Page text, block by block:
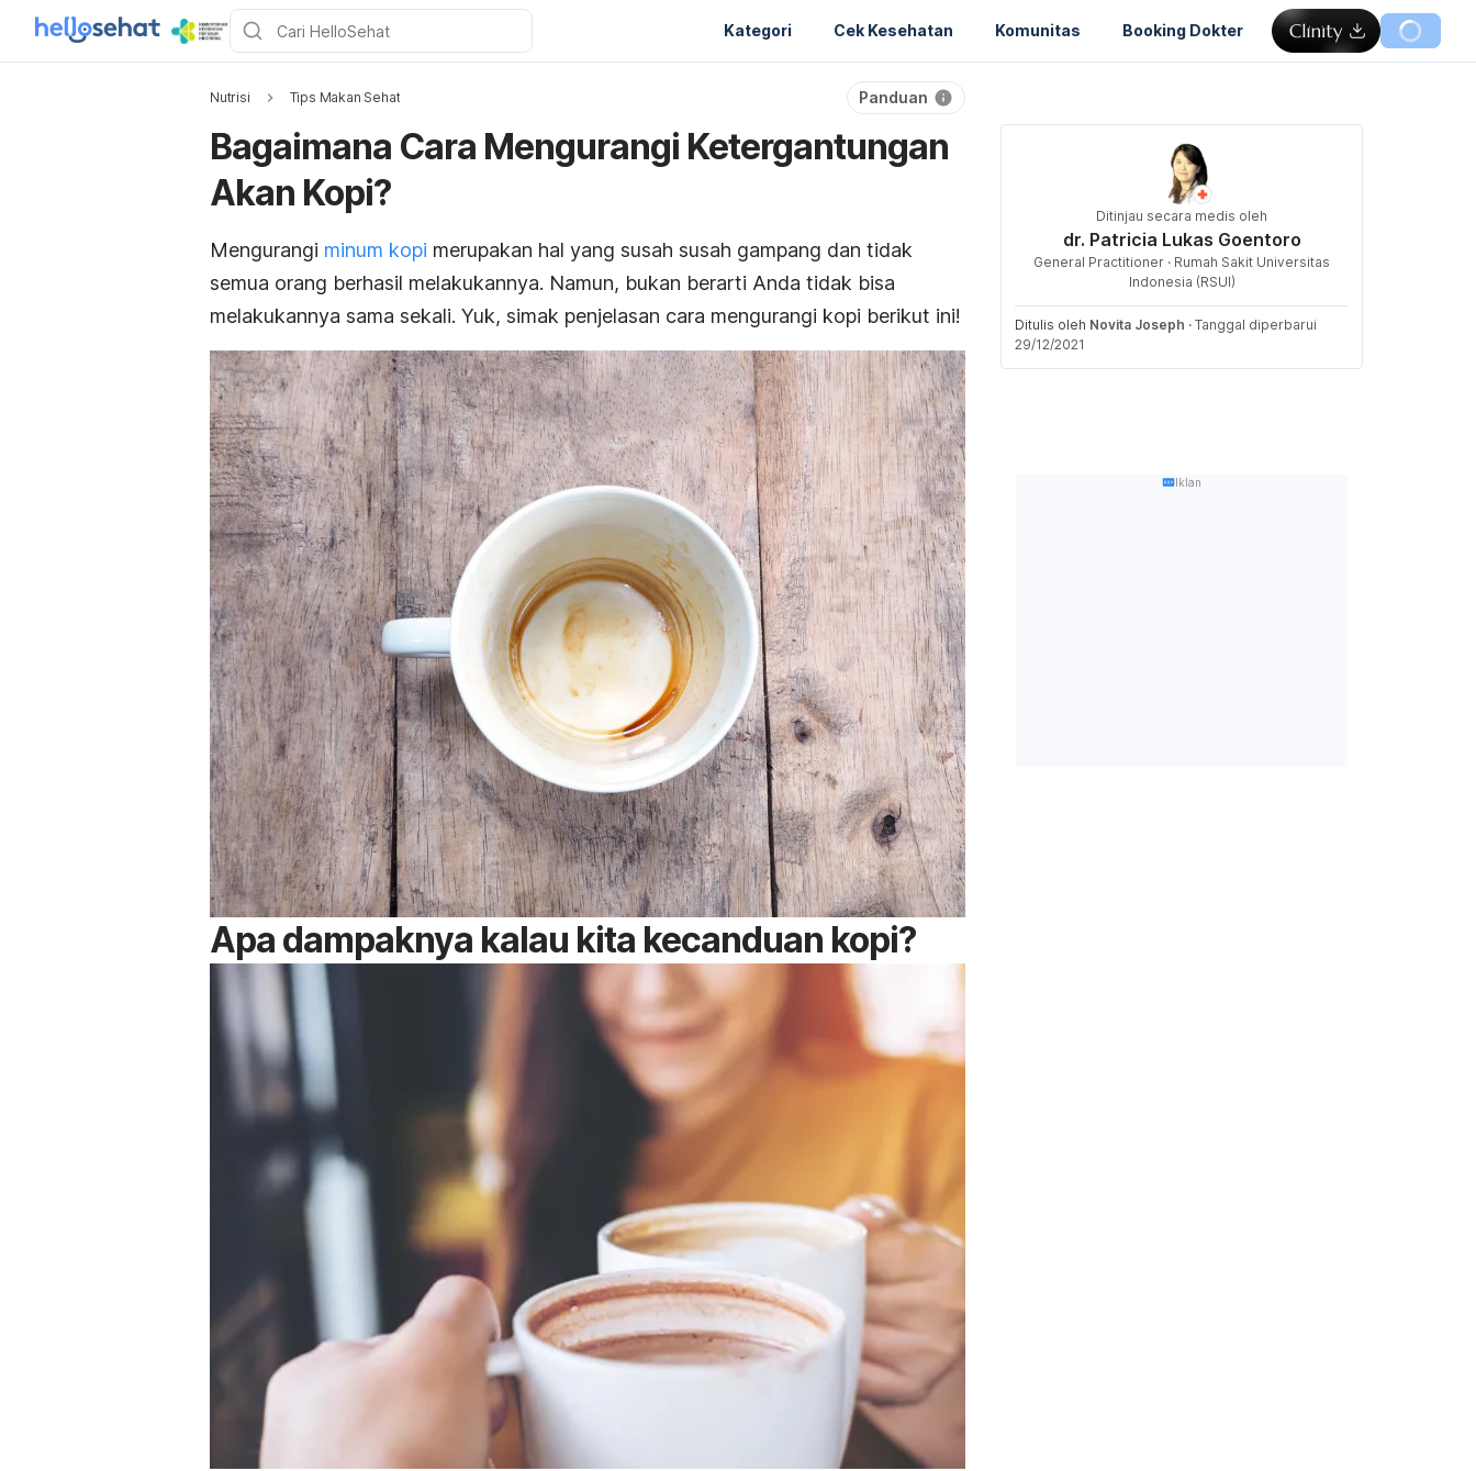
Kategori Cek Kesehatan Komunitas Booking Dokter
Nutrisi Tips Makan Sehat Panduan
Bagaimana Cara Mengurangi Ketergantungan
Akan Kopi?
Mengurangi minum kopi merupakan hal yang susah susah gampang dan tidak
semua orang berhasil melakukannya. Namun, bukan berarti Anda tidak bisa
melakukannya sama sekali. Yuk, simak penjelasan cara mengurangi kopi berikut ini!
Apa dampaknya kalau kita kecanduan kopi?
Ditinjau secara medis oleh
dr. Patricia Lukas Goentoro
General Practitioner · Rumah Sakit Universitas
Indonesia (RSUI)
Ditulis oleh Novita Joseph · Tanggal diperbarui
29/12/2021
Iklan